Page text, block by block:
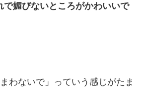
媚びないところがかわいいで
わないで」っていう感じがたま